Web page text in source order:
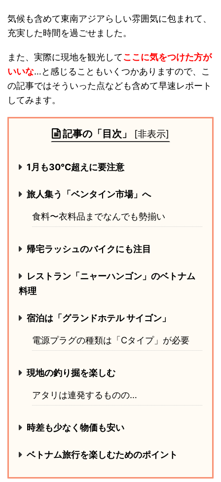
気候も含めて東南アジアらしい雰囲気に包まれて、
充実した時間を過ごせました。
また、実際に現地を観光してここに気をつけた方が
いいな…と感じることもいくつかありますので、こ
の記事ではそういった点なども含めて早速レポート
してみます。
記事の「目次」 [非表示]
1月も30℃超えに要注意
旅人集う「ベンタイン市場」へ
食料〜衣料品までなんでも勢揃い
帰宅ラッシュのバイクにも注目
レストラン「ニャーハンゴン」のベトナム
料理
宿泊は「グランドホテル サイゴン」
電源プラグの種類は「Cタイプ」が必要
現地の釣り掘を楽しむ
アタリは連発するものの…
時差も少なく物価も安い
ベトナム旅行を楽しむためのポイント